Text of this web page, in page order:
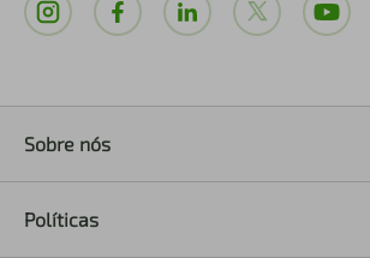
Sobre nós
Políticas